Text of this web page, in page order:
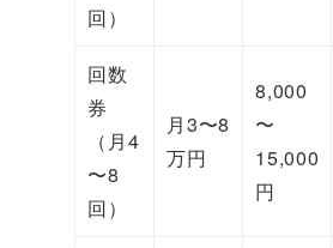
回）
回数
券
（月4
〜8
回）
月3〜8
万円
8,000
〜
15,000
円